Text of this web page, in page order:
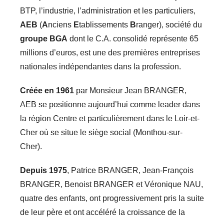
BTP, l’industrie, l’administration et les particuliers,
AEB (Anciens Etablissements Branger), société du
groupe BGA dont le C.A. consolidé représente 65
millions d’euros, est une des premières entreprises
nationales indépendantes dans la profession.
Créée en 1961 par Monsieur Jean BRANGER,
AEB se positionne aujourd’hui comme leader dans
la région Centre et particulièrement dans le Loir-et-
Cher où se situe le siège social (Monthou-sur-
Cher).
Depuis 1975, Patrice BRANGER, Jean-François
BRANGER, Benoist BRANGER et Véronique NAU,
quatre des enfants, ont progressivement pris la suite
de leur père et ont accéléré la croissance de la